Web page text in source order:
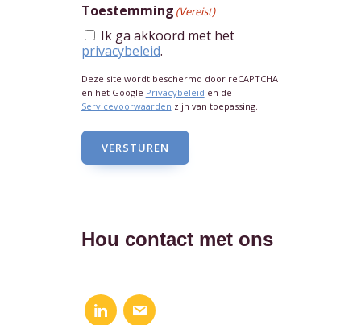
Toestemming (Vereist)
Ik ga akkoord met het
privacybeleid.
Deze site wordt beschermd door reCAPTCHA
en het Google Privacybeleid en de
Servicevoorwaarden zijn van toepassing.
VERSTUREN
Hou contact met ons